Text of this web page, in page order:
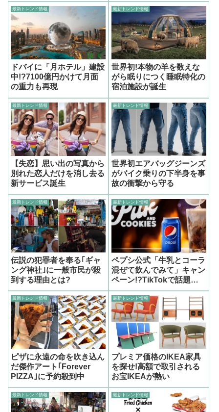
最新トレンド情報
ドバイに「月ホテル」建設
中!?7100億円かけて月面
の重力も再現
最新トレンド情報
世界初!本物の羊を数えな
がら眠りにつく睡眠特化の
宿泊施設が誕生
最新トレンド情報
【失恋】思い出の写真から
別れた恋人だけを消し去る
新サービス誕生
最新トレンド情報
世界初エアバッグジーンズ
がバイク乗りの下半身を事
故の衝撃から守る
最新トレンド情報
伝説の犯罪者を奉る｢ギャ
ング神社｣に一般市民が殺
到する理由とは?
最新トレンド情報
ペプシ公式「牛乳とコーラ
混ぜて飲んでみて」キャン
ペーン!?TikTokで話題の
ダーティソーダ
最新トレンド情報
ピザに永遠の命を吹き込ん
だ傑作アート｢Forever
PIZZA｣に予約殺到中
最新トレンド情報
プレミア価格のIKEA家具
を探せ!高額で取引される
お宝IKEAが熱い
最新トレンド情報 最新トレンド情報